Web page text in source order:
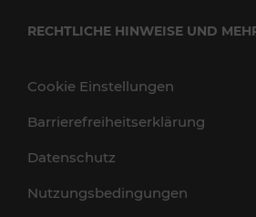
RECHTLICHE HINWEISE UND
Cookie Einstellungen
Barrierefreiheitserklärung
Datenschutz
Nutzungsbedingungen